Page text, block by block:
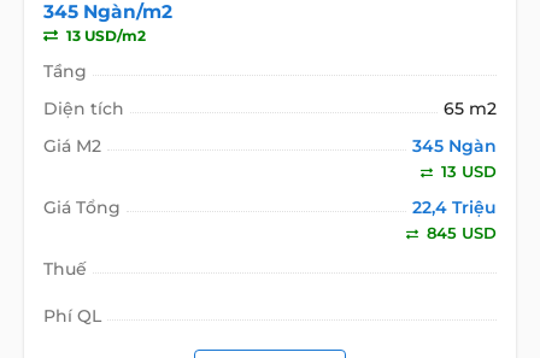
345 Ngàn/m2
13 USD/m2
Tầng
Diện tích
65 m2
Giá M2
345 Ngàn
13 USD
Giá Tổng 22,4 Triệu
845 USD
Thuế
Phí QL